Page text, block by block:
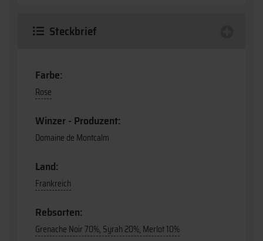
Steckbrief
Farbe:
Rose
Winzer - Produzent:
Domaine de Montcalm
Land:
Frankreich
Rebsorten:
Grenache Noir 70%, Syrah 20%, Merlot 10%